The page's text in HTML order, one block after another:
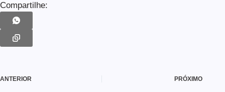
Compartilhe:
ANTERIOR PRÓXIMO